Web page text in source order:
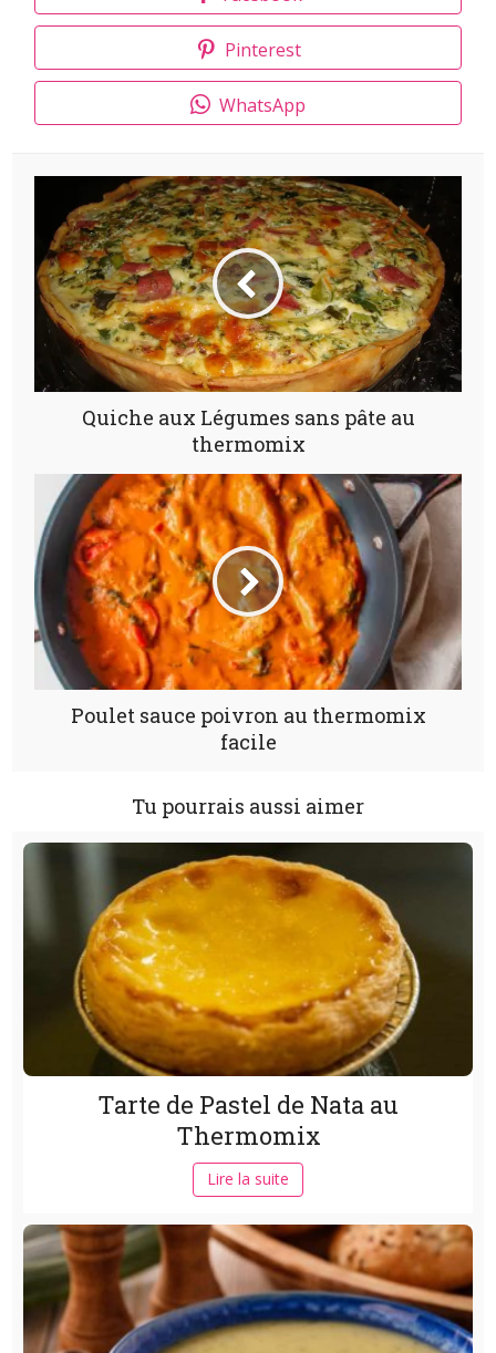
Pinterest
WhatsApp
Quiche aux Légumes sans pâte au
thermomix
Poulet sauce poivron au thermomix
facile
Tu pourrais aussi aimer
Tarte de Pastel de Nata au
Thermomix
Lire la suite